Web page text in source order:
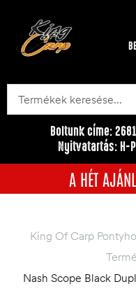
Boltunk címe:
Nyitvatartás: H-
A HÉT
King Of Carp
Nash Scope Black